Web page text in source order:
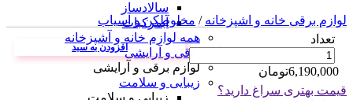
سالادساز
آبمرکبات
همه لوازم خانه و آشپزخانه
لوازم برقی و آرایشی
لوازم برقی و آرایشی
زیبایی و سلامت
زیبایی و سلامت
لوازم برقی خانه و اشپزخانه / مخلوطکن و آسیاب
تعداد
افزودن به سبد
6,190,000تومان
قیمت بهتری سراغ دارید؟